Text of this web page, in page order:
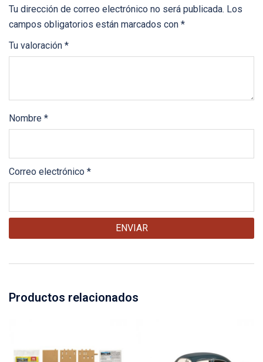
Tu dirección de correo electrónico no será publicada. Los
campos obligatorios están marcados con *
Tu valoración *
Nombre *
Correo electrónico *
Productos relacionados